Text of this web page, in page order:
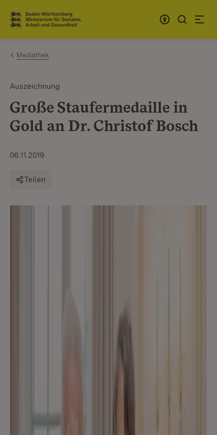
Zum Inhalt springen
Link zur Startseite
Mediathek
Auszeichnung
Große Staufermedaille in
Gold an Dr. Christof Bosch
06.11.2019
Teilen